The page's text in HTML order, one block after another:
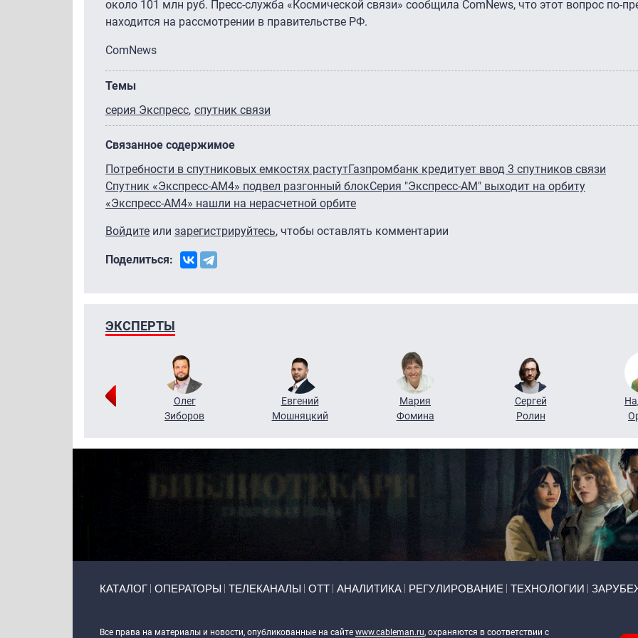
около 101 млн руб. Пресс-служба «Космической связи» сообщила ComNews, что этот вопрос по-
находится на рассмотрении в правительстве РФ.
ComNews
Темы
серия Экспресс спутник связи
Связанное содержимое
Потребности в спутниковых емкостях растутГазпромбанк кредитует ввод 3 спутников связи
Спутник «Экспресс-АМ4» подвел разгонный блокСерия "Экспресс-АМ" выходит на орбиту
«Экспресс-АМ4» нашли на нерасчетной орбите
Войдите или зарегистрируйтесь, чтобы оставлять комментарии
Поделиться:
ЭКСПЕРТЫ
Олег
Зиборов
Евгений
Мошняцкий
Мария
Фомина
Сергей
Ролин
КАТАЛОГ ОПЕРАТОРЫ ТЕЛЕКАНАЛЫ ОТТ АНАЛИТИКА РЕГУЛИРОВАНИЕ ТЕХНОЛОГИИ
Все права на материалы и новости, опубликованные на сайте www.cableman.ru, охраняются в соответствии с